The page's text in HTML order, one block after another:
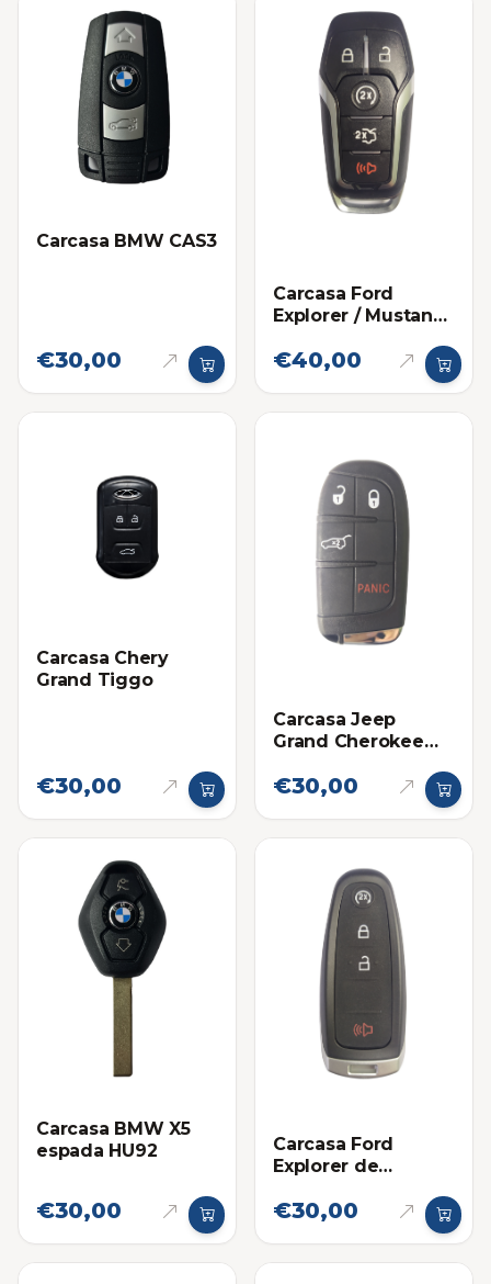
Carcasa BMW CAS3
€30,00
Carcasa Ford
Explorer / Mustang
botones
€40,00
Carcasa Chery
Grand Tiggo
€30,00
Carcasa Jeep
Grand Cherokee
€30,00
Carcasa BMW X5
espada HU92
€30,00
Carcasa Ford
Explorer de
2015
€30,00